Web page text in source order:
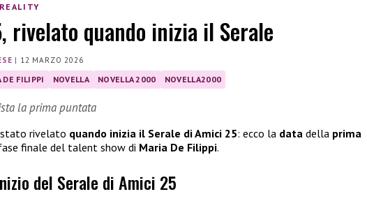
REALITY
rivelato quando inizia il Serale
| 12 MARZO 2026
DE FILIPPI NOVELLA NOVELLA 2000 NOVELLA2000
la prima puntata
rivelato quando inizia il Serale di Amici 25: ecco la data della prima
finale del talent show di Maria De Filippi.
del Serale di Amici 25